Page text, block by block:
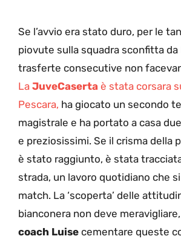
Se l’avvio era stato duro, per le
piovute sulla squadra sconfitta da
trasferte consecutive non
La JuveCaserta è stata corsara
Pescara, ha giocato un secondo
magistrale e ha portato a casa
e preziosissimi. Se il crisma della
è stato raggiunto, è stata
strada, un lavoro quotidiano che
match. La ‘scoperta’ delle
bianconera non deve
coach Luise cementare queste